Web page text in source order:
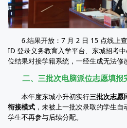
6.结果开放：7 月 2 日 15 点线上查
ID 登录义务教育入学平台、东城招考
位结果对接学籍系统，一经生成无法修
二、三批次电脑派位志愿填报
本年度东城小升初实行三批次志愿
衔接模式 ，未被上一批次录取的学生
学生不再参与后续分配。